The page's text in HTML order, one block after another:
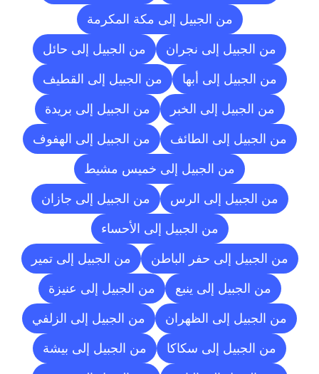
من الجبيل إلى مكة المكرمة
من الجبيل إلى نجران من الجبيل إلى حائل
من الجبيل إلى أبها من الجبيل إلى القطيف
من الجبيل إلى الخبر من الجبيل إلى بريدة
من الجبيل إلى الطائف من الجبيل إلى الهفوف
من الجبيل إلى خميس مشيط
من الجبيل إلى الرس من الجبيل إلى جازان
من الجبيل إلى الأحساء
من الجبيل إلى حفر الباطن من الجبيل إلى تمير
من الجبيل إلى ينبع من الجبيل إلى عنيزة
من الجبيل إلى الظهران من الجبيل إلى الزلفي
من الجبيل إلى سكاكا من الجبيل إلى بيشة